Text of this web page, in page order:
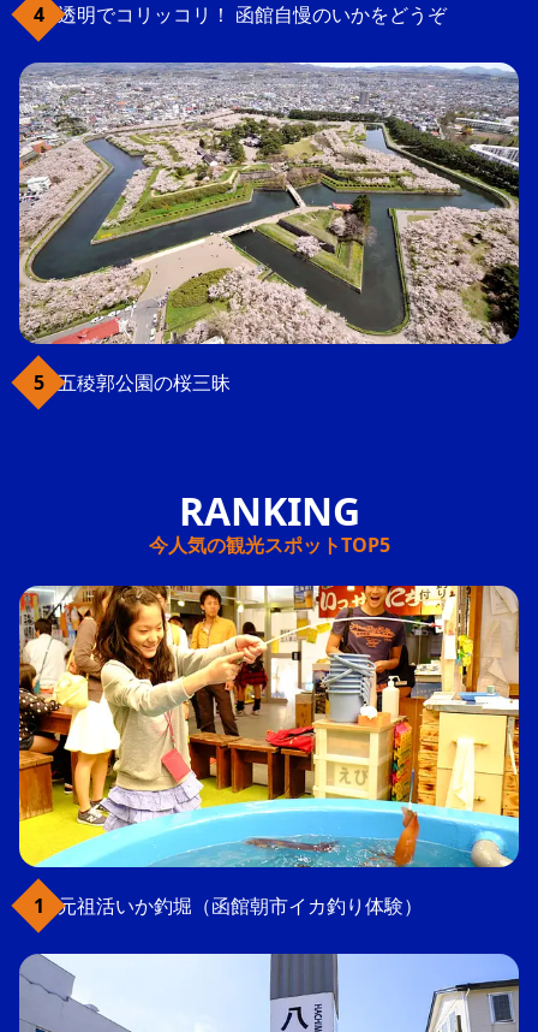
透明でコリッコリ！ 函館自慢のいかをどうぞ
五稜郭公園の桜三昧
今人気の観光スポットTOP5
元祖活いか釣堀（函館朝市イカ釣り体験）